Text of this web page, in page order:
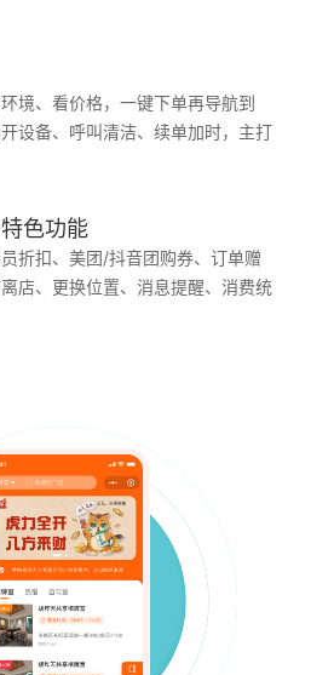
境、看价格，一键下单再导航到
设备、呼叫清洁、续单加时，主打
色功能
折扣、美团/抖音团购券、订单赠
店、更换位置、消息提醒、消费统